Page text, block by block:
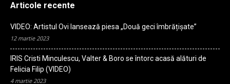
Articole recente
VIDEO: Artistul Ovi lansează piesa „Două geci îmbrățișate”
12 martie 2023
IRIS Cristi Minculescu, Valter & Boro se întorc acasă alături de
Felicia Filip (VIDEO)
4 martie 2023